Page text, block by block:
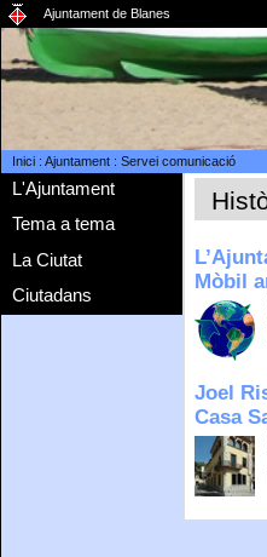
Ajuntament de Blanes
Inici: Ajuntament: Servei comunicació
L'Ajuntament
Tema a tema
La Ciutat
Ciutadans
Mòbil
Joel
Casa